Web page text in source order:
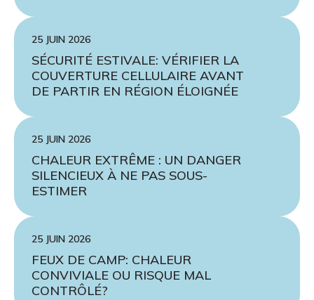
25 JUIN 2026
SÉCURITÉ ESTIVALE: VÉRIFIER LA
COUVERTURE CELLULAIRE AVANT
DE PARTIR EN RÉGION ÉLOIGNÉE
25 JUIN 2026
CHALEUR EXTRÊME : UN DANGER
SILENCIEUX À NE PAS SOUS-
ESTIMER
25 JUIN 2026
FEUX DE CAMP: CHALEUR
CONVIVIALE OU RISQUE MAL
CONTRÔLÉ?